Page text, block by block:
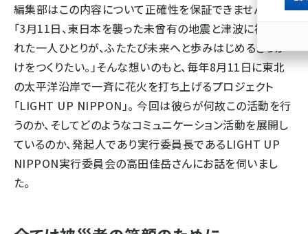
編集部はこの内容について正確性を保証できません。
「3月11日、東日本を襲った未曾有の地震と津波に被災さ
れた一人ひとりが、ふたたび未来へと歩みはじめるきっか
けをつくりたい。」そんな想いのもと、毎年8月11日に東北
の太平洋沿岸で一斉に花火を打ち上げるプロジェクト
「LIGHT UP NIPPON」。 今回は彼らが何故この活動を行
うのか、そしてどのようなコミュニケーション活動を展開し
ているのか、発起人であり実行委員長であるLIGHT UP
NIPPON実行委員会の高田佳岳さんにお話を伺いまし
た。